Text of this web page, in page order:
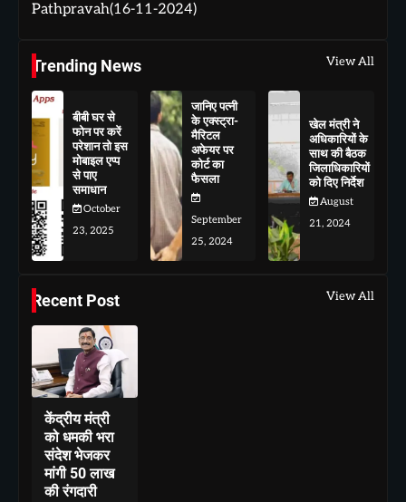
Pathpravah(16-11-2024)
Trending News View All
बीबी घर से
फोन पर करें
परेशान तो इस
मोबाइल एप्प
से पाए
समाधान
October
23, 2025
जानिए पत्नी
के एक्स्ट्रा-
मैरिटल
अफेयर पर
कोर्ट का
फैसला
September
25, 2024
खेल मंत्री ने
अधिकारियों के
साथ की बैठक
जिलाधिकारियों
को दिए निर्देश
August
21, 2024
Recent Post View All
केंद्रीय मंत्री
को धमकी भरा
संदेश भेजकर
मांगी 50 लाख
की रंगदारी